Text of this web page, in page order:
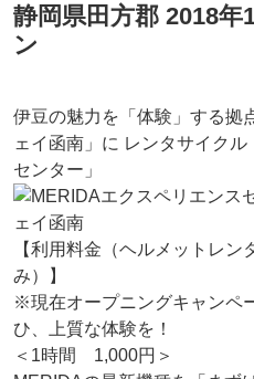
静岡県田方郡 2018
ン
伊豆の魅力を「体験」する拠
ェイ函南」に レンタサイク
センター」
【利用料金（ヘルメットレ
み）】
※現在オープニングキャンペ
ひ、上質な体験を！
＜1時間 1,000円＞